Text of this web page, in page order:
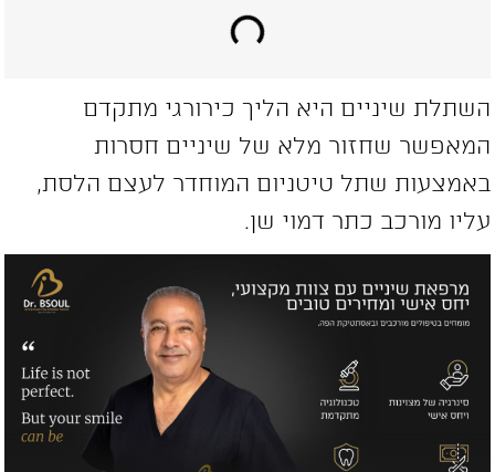
שיניים היא הליך כירורגי מתקדם
שחזור מלא של שיניים חסרות
שתל טיטניום המוחדר לעצם הלסת,
מורכב כתר דמוי שן.